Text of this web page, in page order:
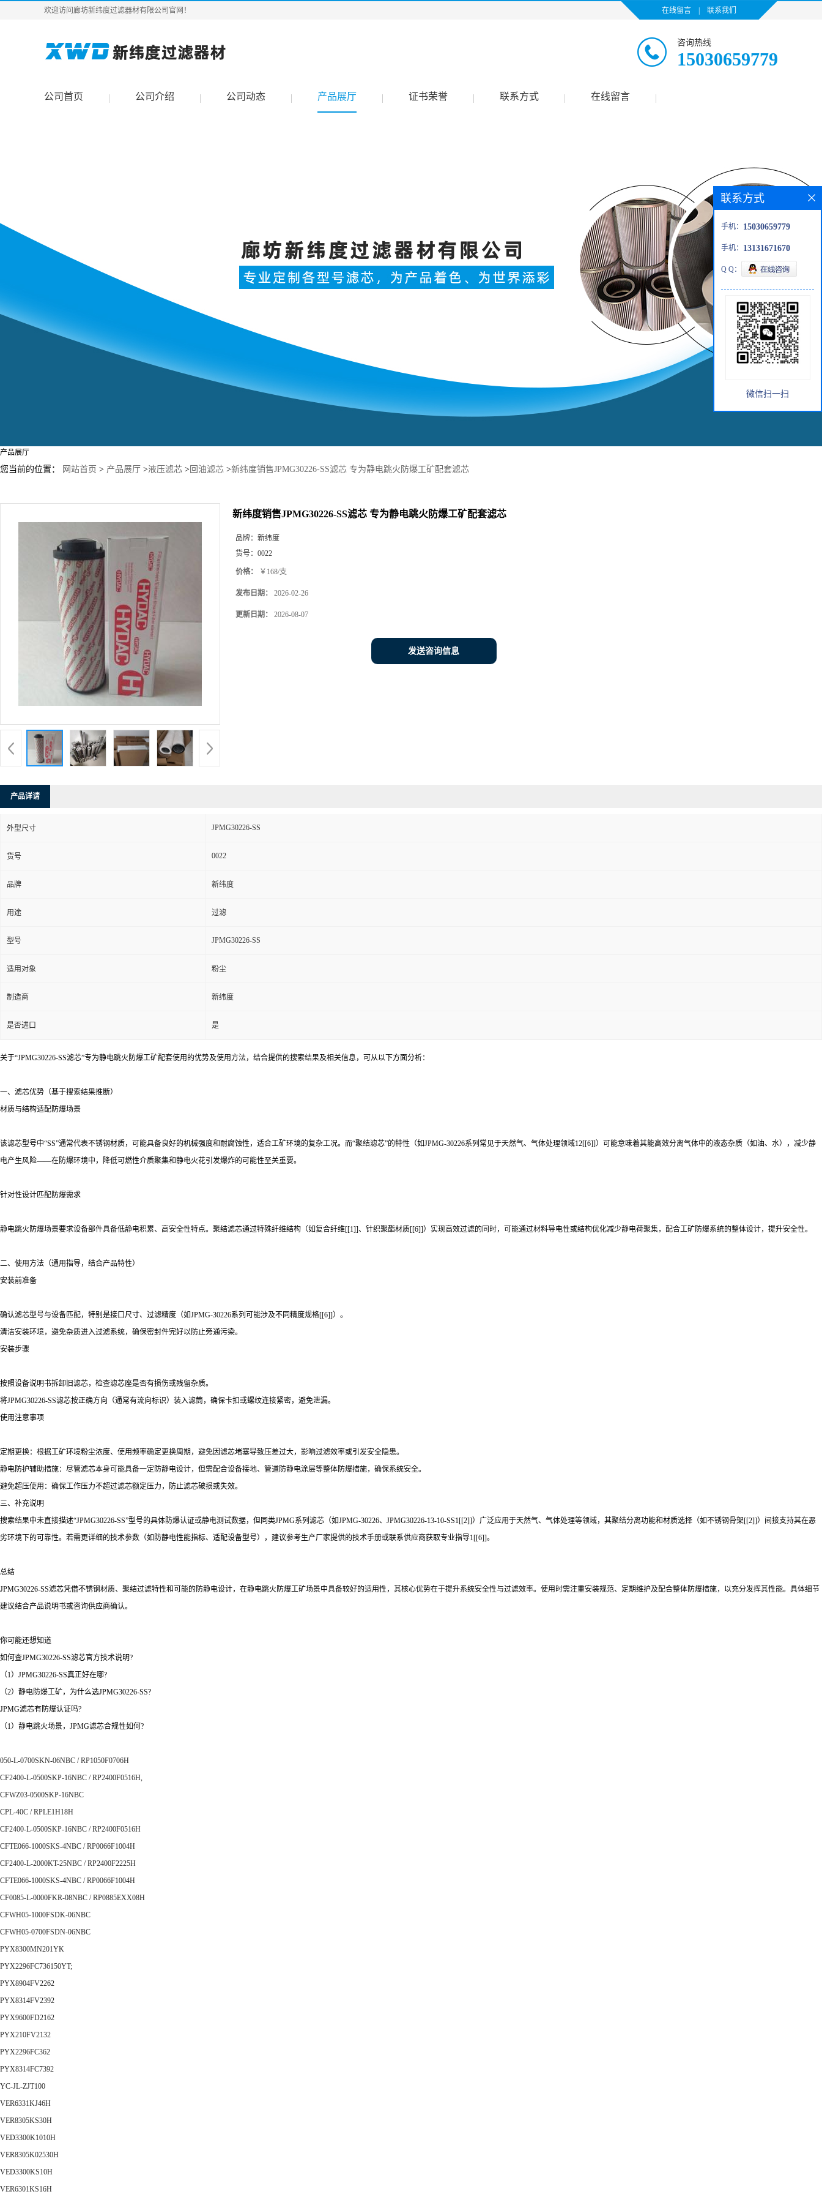
欢迎访问廊坊新纬度过滤器材有限公司官网！ 在线留言 联系我们
咨询热线
15030659779
公司首页 公司介绍 公司动态 产品展厅 证书荣誉 联系方式 在线留言
产品展厅
您当前的位置： 网站首页 > 产品展厅 >液压滤芯 > 回油滤芯 >新纬度销售JPMG30226-SS滤芯 专为静电跳火防爆工矿配套滤芯
新纬度销售JPMG30226-SS滤芯 专为静电跳火防爆工矿配套滤芯
品牌： 新纬度
货号： 0022
价格： ￥168/支
发布日期： 2026-02-26
更新日期： 2026-08-07
发送咨询信息
产品详请
外型尺寸 JPMG30226-SS
货号 0022
品牌 新纬度
用途 过滤
型号 JPMG30226-SS
适用对象 粉尘
制造商 新纬度
是否进口 是
关于“JPMG30226-SS滤芯”专为静电跳火防爆工矿配套使用的优势及使用方法，结合提供的搜索结果及相关信息，可从以下方面分析：
一、滤芯优势（基于搜索结果推断）
材质与结构适配防爆场景
该滤芯型号中“SS”通常代表不锈钢材质，可能具备良好的机械强度和耐腐蚀性，适合工矿环境的复杂工况。而“聚结滤芯”的特性（如JPMG-30226系列常见于天然气、气体处理领域12[[6]]）可能意味着其能高效分离气体中的液态杂质（如油、水），减少静
电产生风险——在防爆环境中，降低可燃性介质聚集和静电火花引发爆炸的可能性至关重要。
针对性设计匹配防爆需求
静电跳火防爆场景要求设备部件具备低静电积累、高安全性特点。聚结滤芯通过特殊纤维结构（如复合纤维[[1]]、针织聚酯材质[[6]]）实现高效过滤的同时，可能通过材料导电性或结构优化减少静电荷聚集，配合工矿防爆系统的整体设计，提升安全性。
二、使用方法（通用指导，结合产品特性）
安装前准备
确认滤芯型号与设备匹配，特别是接口尺寸、过滤精度（如JPMG-30226系列可能涉及不同精度规格[[6]]）。
清洁安装环境，避免杂质进入过滤系统，确保密封件完好以防止旁通污染。
安装步骤
按照设备说明书拆卸旧滤芯，检查滤芯座是否有损伤或残留杂质。
将JPMG30226-SS滤芯按正确方向（通常有流向标识）装入滤筒，确保卡扣或螺纹连接紧密，避免泄漏。
使用注意事项
定期更换：根据工矿环境粉尘浓度、使用频率确定更换周期，避免因滤芯堵塞导致压差过大，影响过滤效率或引发安全隐患。
静电防护辅助措施：尽管滤芯本身可能具备一定防静电设计，但需配合设备接地、管道防静电涂层等整体防爆措施，确保系统安全。
避免超压使用：确保工作压力不超过滤芯额定压力，防止滤芯破损或失效。
三、补充说明
搜索结果中未直接描述“JPMG30226-SS”型号的具体防爆认证或静电测试数据，但同类JPMG系列滤芯（如JPMG-30226、JPMG30226-13-10-SS1[[2]]）广泛应用于天然气、气体处理等领域，其聚结分离功能和材质选择（如不锈钢骨架[[2]]）间接支持其在恶
劣环境下的可靠性。若需更详细的技术参数（如防静电性能指标、适配设备型号），建议参考生产厂家提供的技术手册或联系供应商获取专业指导1[[6]]。
总结
JPMG30226-SS滤芯凭借不锈钢材质、聚结过滤特性和可能的防静电设计，在静电跳火防爆工矿场景中具备较好的适用性，其核心优势在于提升系统安全性与过滤效率。使用时需注重安装规范、定期维护及配合整体防爆措施，以充分发挥其性能。具体细节
建议结合产品说明书或咨询供应商确认。
你可能还想知道
如何查JPMG30226-SS滤芯官方技术说明?
（1）JPMG30226-SS真正好在哪?
（2）静电防爆工矿，为什么选JPMG30226-SS?
JPMG滤芯有防爆认证吗?
（1）静电跳火场景，JPMG滤芯合规性如何?
050-L-0700SKN-06NBC / RP1050F0706H
CF2400-L-0500SKP-16NBC / RP2400F0516H,
CFWZ03-0500SKP-16NBC
CPL-40C / RPLE1H18H
CF2400-L-0500SKP-16NBC / RP2400F0516H
CFTE066-1000SKS-4NBC / RP0066F1004H
CF2400-L-2000KT-25NBC / RP2400F2225H
CFTE066-1000SKS-4NBC / RP0066F1004H
CF0085-L-0000FKR-08NBC / RP0885EXX08H
CFWH05-1000FSDK-06NBC
CFWH05-0700FSDN-06NBC
PYX8300MN201YK
PYX2296FC736150YT;
PYX8904FV2262
PYX8314FV2392
PYX9600FD2162
PYX210FV2132
PYX2296FC362
PYX8314FC7392
YC-JL-ZJT100
VER6331KJ46H
VER8305KS30H
VED3300K1010H
VER8305K02530H
VED3300KS10H
VER6301KS16H
联系方式
手机： 15030659779
手机： 13131671670
Q Q：
微信扫一扫